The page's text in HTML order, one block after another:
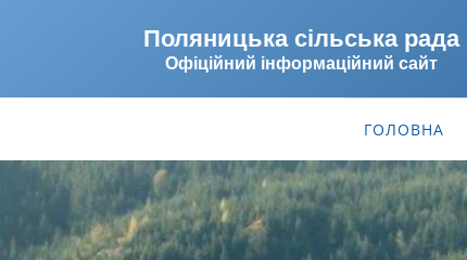
Поляницька сільська рада
Офіційний інформаційний сайт
ГОЛОВНА